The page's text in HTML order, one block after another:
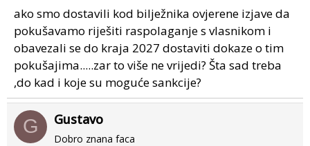
ako smo dostavili kod bilježnika ovjerene izjave da
pokušavamo riješiti raspolaganje s vlasnikom i
obavezali se do kraja 2027 dostaviti dokaze o tim
pokušajima.....zar to više ne vrijedi? Šta sad treba
,do kad i koje su moguće sankcije?
G Gustavo
Dobro znana faca